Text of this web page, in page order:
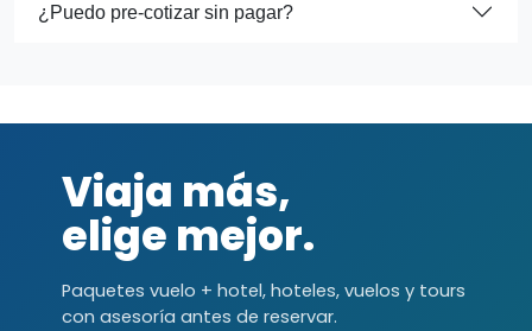
¿Puedo pre-cotizar sin pagar?
Viaja más,
elige mejor.
Paquetes vuelo + hotel, hoteles, vuelos y tours
con asesoría antes de reservar.